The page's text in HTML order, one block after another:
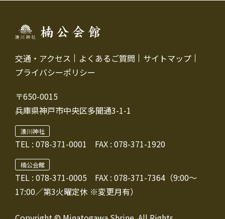
交通・アクセス よくあるご質問
サイトマップ
プライバシーポリシー
〒650-0015
兵庫県神戸市中央区多聞通3-1-1
湊川神社
TEL : 078-371-0001 FAX : 078-371-1920
楠公会館
TEL : 078-371-0005 FAX : 078-371-7364（9:00～
17:00／第3火曜定休 ※変更月有）